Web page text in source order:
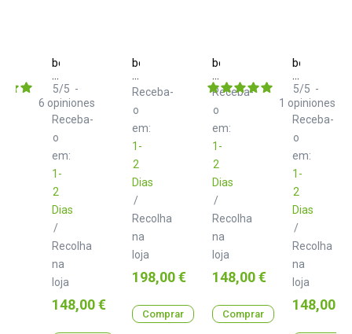
beyerdynamic
DT-
770
Pro
80
ohms
Receba-
o
em:
1-
2
Dias
/
Recolha
na
loja
5/5 -
6 opiniones
Preço
148,00 €
beyerdynamic
DT-
770
Pro
X
48
Ohms
Receba-
o
em:
1-
2
Dias
/
Recolha
na
loja
Preço
198,00 €
Comprar
beyerdynamic
DT-
770
Pro
250
Ohms
Receba-
o
em:
1-
2
Dias
/
Recolha
na
loja
Preço
148,00 €
Comprar
DT-
770
Pro
32
Ohms
Receba-
o
em:
1-
2
Dias
/
Recolha
na
loja
5/5 -
1 opiniones
Preço
148,00 €